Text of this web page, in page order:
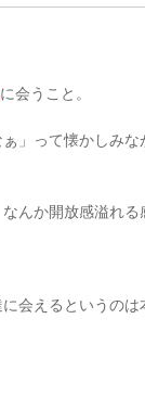
に会うこと。
」って懐かしみ
んか開放感溢れる
会えるというの